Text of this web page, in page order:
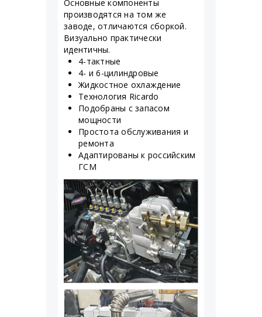
Основные компоненты
производятся на том же
заводе, отличаются сборкой.
Визуально практически
идентичны.
4-тактные
4- и 6-цилиндровые
Жидкостное охлаждение
Технология Ricardo
Подобраны с запасом
мощности
Простота обслуживания и
ремонта
Адаптированы к российским
ГСМ